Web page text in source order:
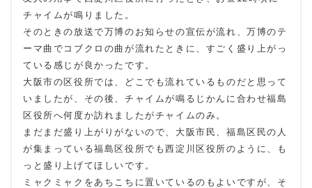
チャイムが鳴りました。
そのときの放送で万博のお知らせの宣伝が流れ、万博のテ
ーマ曲でコブクロの曲が流れたときに、すごく盛り上がっ
ている感じが良かったです。
大阪市の区役所では、どこでも流れているものだと思って
いましたが、その後、チャイムが鳴るじかんに合わせ福島
区役所へ何度か訪れましたがチャイムのみ。
まだまだ盛り上がりがないので、大阪市民、福島区民の人
が集まっている福島区役所でも西淀川区役所のように、も
っと盛り上げてほしいです。
ミャクミャクをあちこちに置いているのもよいですが、そ